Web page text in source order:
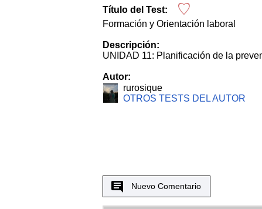
Título del Test:
Formación y Orientación laboral
Descripción:
UNIDAD 11: Planificación de la
Autor:
rurosique
OTROS TESTS DEL AUTOR
Nuevo Comentario